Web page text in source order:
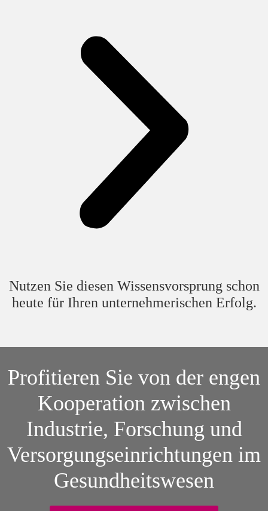
Nutzen Sie diesen Wissensvorsprung schon
heute für Ihren unternehmerischen Erfolg.
Profitieren Sie von der engen
Kooperation zwischen
Industrie, Forschung und
Versorgungseinrichtungen im
Gesundheitswesen